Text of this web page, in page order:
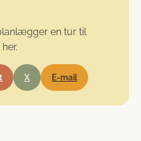
en tur til
X E-mail